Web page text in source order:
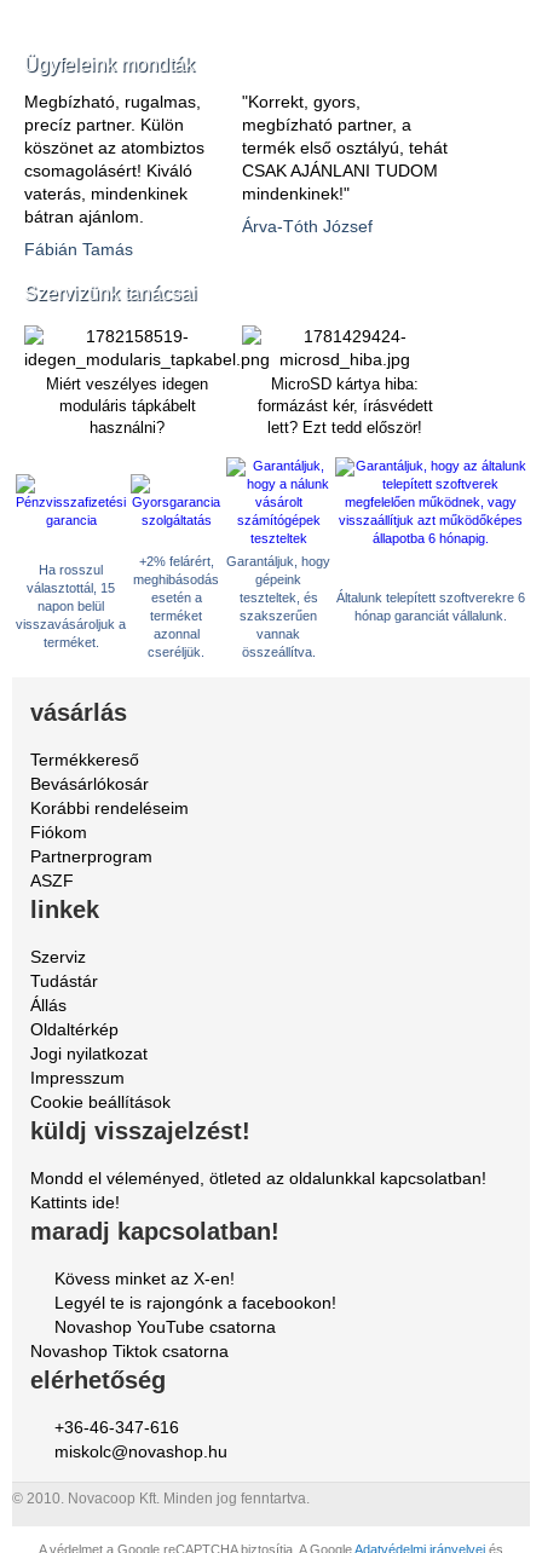
Ügyfeleink mondták
Megbízható, rugalmas,
precíz partner. Külön
köszönet az atombiztos
csomagolásért! Kiváló
vaterás, mindenkinek
bátran ajánlom.
Fábián Tamás
"Korrekt, gyors,
megbízható partner, a
termék első osztályú, tehát
CSAK AJÁNLANI TUDOM
mindenkinek!"
Árva-Tóth József
Szervizünk tanácsai
Miért veszélyes idegen
moduláris tápkábelt
használni?
MicroSD kártya hiba:
formázást kér, írásvédett
lett? Ezt tedd először!
Ha rosszul
választottál, 15
napon belül
visszavásároljuk a
terméket.
+2% felárért,
meghibásodás
esetén a
terméket
azonnal
cseréljük.
Garantáljuk, hogy
gépeink
teszteltek, és
szakszerűen
vannak
összeállítva.
Általunk telepített szoftverekre 6
hónap garanciát vállalunk.
vásárlás
Termékkereső
Bevásárlókosár
Korábbi rendeléseim
Fiókom
Partnerprogram
ASZF
linkek
Szerviz
Tudástár
Állás
Oldaltérkép
Jogi nyilatkozat
Impresszum
Cookie beállítások
küldj visszajelzést!
Mondd el véleményed, ötleted az oldalunkkal kapcsolatban!
Kattints ide!
maradj kapcsolatban!
Kövess minket az X-en!
Legyél te is rajongónk a facebookon!
Novashop YouTube csatorna
Novashop Tiktok csatorna
elérhetőség
+36-46-347-616
miskolc@novashop.hu
© 2010. Novacoop Kft. Minden jog fenntartva.
A védelmet a Google reCAPTCHA biztosítja. A GoogleAdatvédelmi irányelvei és